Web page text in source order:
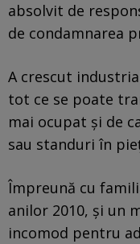
absolvit de
de condamnarea
A crescut
tot ce se poate
mai ocupat și de
sau standuri în
Împreună cu
anilor 2010, și un
incomod pentru